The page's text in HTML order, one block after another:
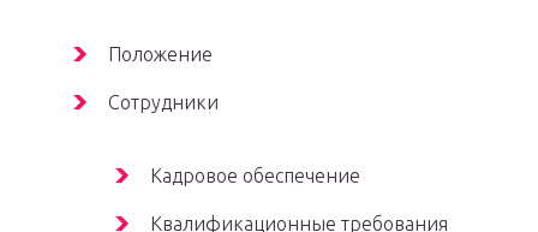
Положение
Сотрудники
Кадровое обеспечение
Квалификационные требования